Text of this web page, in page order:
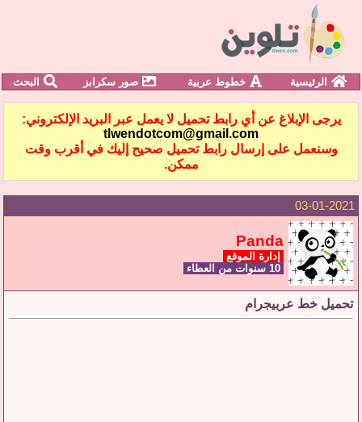
الرئيسية خطوط عربية صور سكرابز البحث
يرجى الإبلاغ عن أي رابط تحميل لا يعمل عبر البريد الإلكتروني:
tlwendotcom@gmail.com
وسنعمل على إرسال رابط تحميل صحيح إليك في أقرب وقت
ممكن.
03-01-2021
Panda
إدارة الموقع
تحميل خط عربيجرام